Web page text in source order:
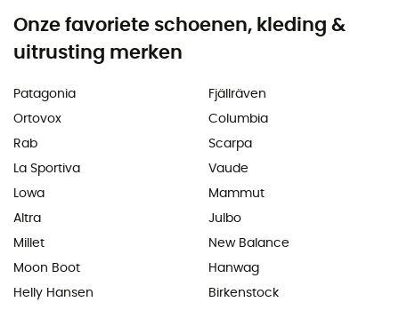
Onze favoriete schoenen, kleding &
uitrusting merken
Patagonia
Ortovox
Rab
La Sportiva
Lowa
Altra
Millet
Moon Boot
Helly Hansen
Fjällräven
Columbia
Scarpa
Vaude
Mammut
Julbo
New Balance
Hanwag
Birkenstock